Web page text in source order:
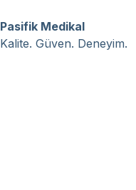
Pasifik Medikal
Kalite. Güven. Deneyim.